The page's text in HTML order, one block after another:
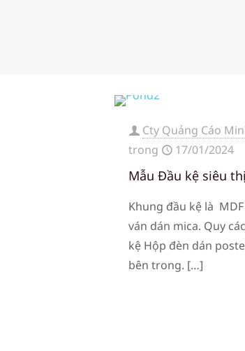
Cty Quảng Cáo
trong
17/01/2024
Mẫu Đầu kệ siêu
Khung đầu kệ là
ván dán mica. Quy
kệ Hộp đèn dán
bên trong. […]